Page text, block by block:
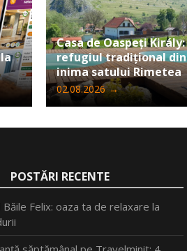
Casa de Oaspeți Király:
refugiul tradițional din
inima satului Rimetea
02.08.2026 →
POSTĂRI RECENTE
Felix: oaza ta de relaxare la